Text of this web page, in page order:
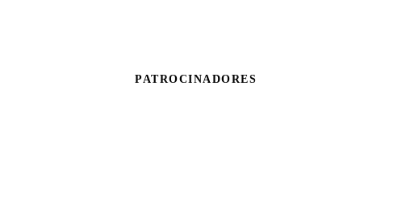
PATROCINADORES